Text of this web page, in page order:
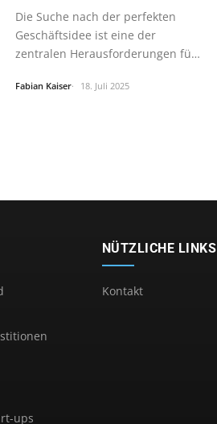
Die Suche nach der perfekten
Geschäftsidee ist eine der
zentralen Herausforderungen für
Fabian Kaiser 18. Juli 2025
ups
NÜTZLICHE LINKS
Kontakt